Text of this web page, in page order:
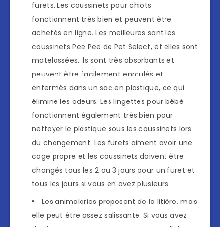
furets. Les coussinets pour chiots
fonctionnent très bien et peuvent être
achetés en ligne. Les meilleures sont les
coussinets Pee Pee de Pet Select, et elles sont
matelassées. Ils sont très absorbants et
peuvent être facilement enroulés et
enfermés dans un sac en plastique, ce qui
élimine les odeurs. Les lingettes pour bébé
fonctionnent également très bien pour
nettoyer le plastique sous les coussinets lors
du changement. Les furets aiment avoir une
cage propre et les coussinets doivent être
changés tous les 2 ou 3 jours pour un furet et
tous les jours si vous en avez plusieurs.
Les animaleries proposent de la litière, mais
elle peut être assez salissante. Si vous avez